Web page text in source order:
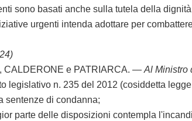
sono basati anche sulla tutela della
urgenti intenda adottare per combattere
e PATRIARCA. — Al Ministro
n. 235 del 2012 (cosiddetta legge
sentenze di condanna;
delle disposizioni contempla